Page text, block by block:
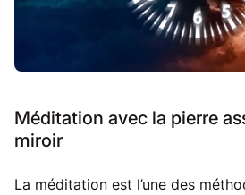
Méditation avec la pierre
miroir
La méditation est l’une des